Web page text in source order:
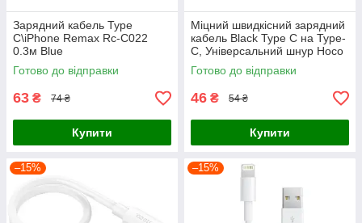
Зарядний кабель Type
C\iPhone Remax Rc-C022
0.3м Blue
Готово до відправки
63 ₴ 74 ₴
Купити
Міцний швидкісний зарядний
кабель Black Type C на Type-
C, Універсальний шнур Hoco
0.25m для передачі даних
60W
Готово до відправки
46 ₴ 54 ₴
Купити
–15% –15%